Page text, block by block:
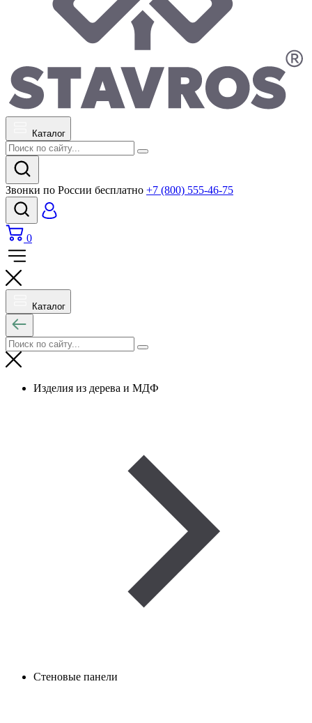
Каталог
Звонки по России бесплатно +7 (800) 555-46-75
0
Каталог
Изделия из дерева и МДФ
Стеновые панели